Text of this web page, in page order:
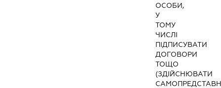
ОСОБИ,
У
ТОМУ
ЧИСЛІ
ПІДПИСУВАТИ
ДОГОВОРИ
ТОЩО
(ЗДІЙСНЮВАТИ